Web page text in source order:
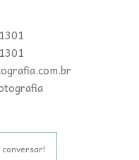
conversar!